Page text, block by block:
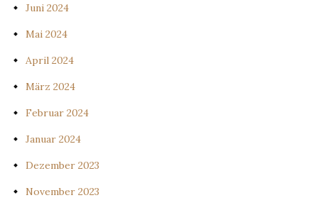
Juni 2024
Mai 2024
April 2024
März 2024
Februar 2024
Januar 2024
Dezember 2023
November 2023